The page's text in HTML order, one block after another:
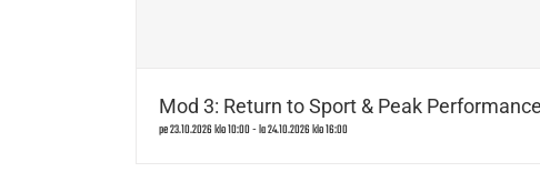
Mod 3: Return to Sport & Peak
pe 23.10.2026 klo 10:00-la 24.10.2026 klo 16:00